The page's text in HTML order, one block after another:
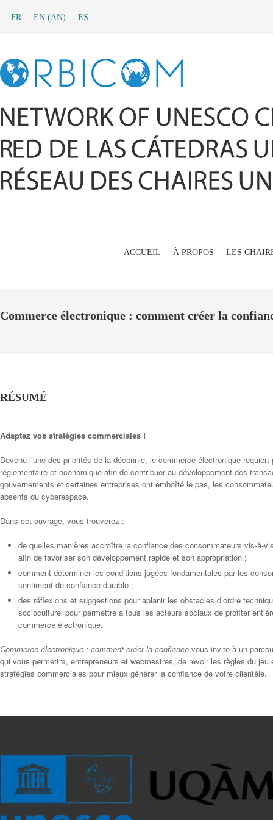
FR EN (AN) ES
ACCUEIL À PROPOS LES
Commerce électronique : comment créer la
RÉSUMÉ
Adaptez vos stratégies commerciales !
Devenu l’une des priorités de la décennie, le commerce électronique requiert
réglementaire et économique afin de contribuer au développement des
gouvernements et certaines entreprises ont emboîté le pas, les
absents du cyberespace.
Dans cet ouvrage, vous trouverez :
de quelles manières accroître la confiance des consommateurs vis-à-
afin de favoriser son développement rapide et son appropriation ;
comment déterminer les conditions jugées fondamentales par les
sentiment de confiance durable ;
des réflexions et suggestions pour aplanir les obstacles d’ordre
socioculturel pour permettre à tous les acteurs sociaux de profiter
commerce électronique.
Commerce électronique : comment créer la confiance vous invite à un
qui vous permettra, entrepreneurs et webmestres, de revoir les règles du jeu
stratégies commerciales pour mieux générer la confiance de votre clientèle.